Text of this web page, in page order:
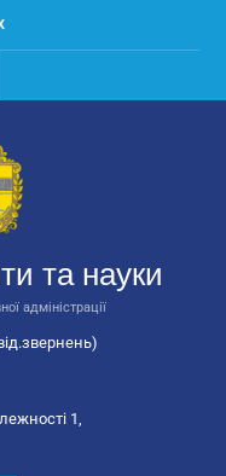
та науки
адміністрації
1,